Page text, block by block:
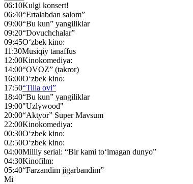
06:10Kulgi konsert!
06:40“Ertalabdan salom”
09:00“Bu kun” yangiliklar
09:20“Dovuchchalar”
09:45O‘zbek kino:
11:30Musiqiy tanaffus
12:00Kinokomediya:
14:00“OVOZ” (takror)
16:00O‘zbek kino:
17:50“Tilla ovi”
18:40“Bu kun” yangiliklar
19:00"Uzlywood"
20:00“Aktyor” Super Mavsum
22:00Kinokomediya:
00:30O‘zbek kino:
02:50O‘zbek kino:
04:00Milliy serial: “Bir kami to‘lmagan dunyo”
04:30Kinofilm:
05:40“Farzandim jigarbandim”
Mi